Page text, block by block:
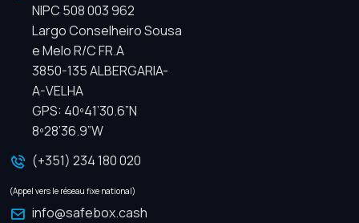
NIPC 508 003 962
Largo Conselheiro Sousa
e Melo R/C FR.A
3850-135 ALBERGARIA-
A-VELHA
GPS: 40º41’30.6”N
8º28’36.9”W
(+351) 234 180 020
(Appel vers le réseau fixe national)
info@safebox.cash